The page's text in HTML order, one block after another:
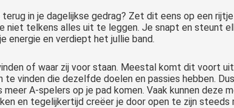
in je dagelijkse gedrag? Zet dit eens op een
niet telkens alles uit te leggen. Je snapt en steunt
energie en verdiept het jullie band.
of waar zij voor staan. Meestal komt dit voort
vinden die dezelfde doelen en passies hebben.
A-spelers op je pad komen. Vaak kunnen deze
en tegelijkertijd creëer je door open te zijn